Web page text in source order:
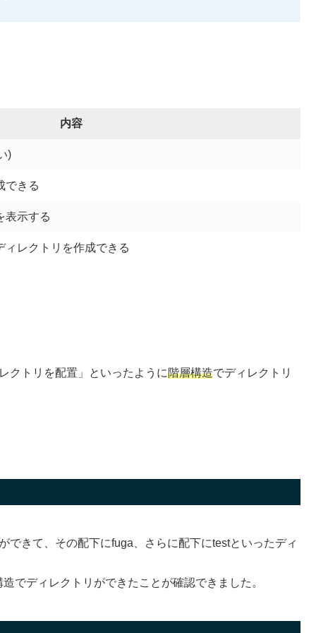
内容
)
できる
表示する
ィレクトリを作成できる
クトリを配置」といったように階層構造でディレクトリ
できて、その配下にfuga、さらに配下にtestといったディ
でディレクトリができたことが確認できました。